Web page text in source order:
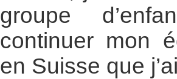
groupe
continuer mon
en Suisse que